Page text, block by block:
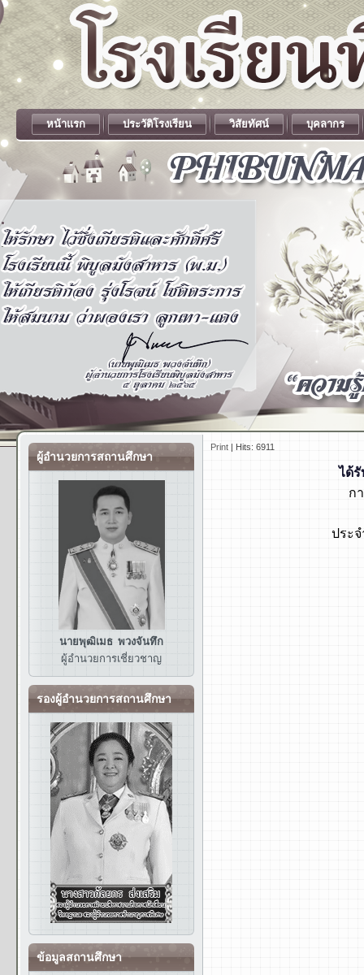
.
.
หน้าแรก ประวัติโรงเรียน วิสัยทัศน์ บุคลากร
ผู้อำนวยการสถานศึกษา
นายพุฒิเมธ พวงจันทึก
ผู้อำนวยการเชี่ยวชาญ
รองผู้อำนวยการสถานศึกษา
ข้อมูลสถานศึกษา
Print | Hits: 6911
ได้
ก
ประ